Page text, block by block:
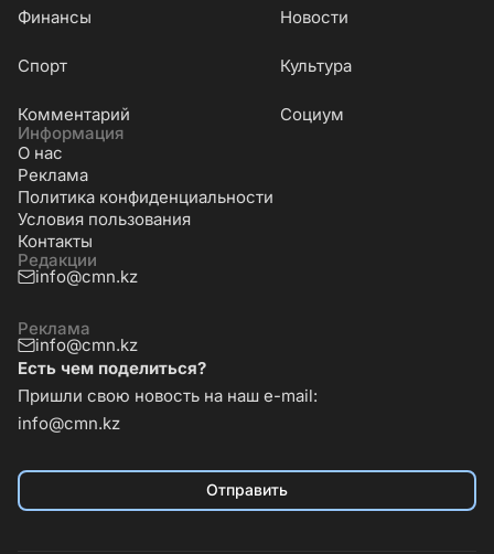
Финансы Новости
Cпорт Культура
Комментарий
Социум
Информация
О нас
Реклама
Политика конфиденциальности
Условия пользования
Контакты
Редакции
info@cmn.kz
Реклама
info@cmn.kz
Есть чем поделиться?
Пришли свою новость на наш e-mail:
info@cmn.kz
Отправить